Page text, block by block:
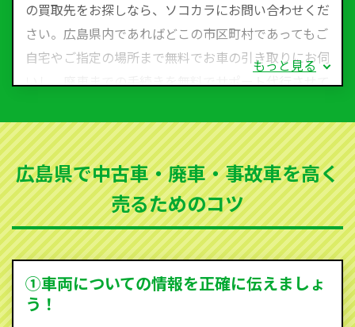
の買取先をお探しなら、ソコカラにお問い合わせくだ
さい。広島県内であればどこの市区町村であってもご
自宅やご指定の場所まで無料でお車の引き取りにお伺
いし、廃車までの手続きを無料でサポート代行させて
など動かない車、水害車、不動車、乗らなくなってし
まった車、車検が切れて動かすことができない車でも
買取可能です。
ソコカラは世界１１０か国に独自の販売ネットワーク
を持ち、国内に自社物流網、自社ヤードをもっている
ため、中間マージンがかかりません。だから高価買取
を実現し、お客様に利益を還元することができるので
す。
もっと見る
広島県で中古車・廃車・事故車を高く
売るためのコツ
①車両についての情報を正確に伝えましょ
う！